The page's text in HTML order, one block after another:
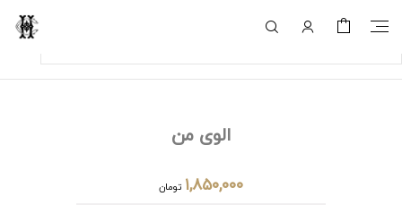
الوی من
۱,۸۵۰,۰۰۰ تومان